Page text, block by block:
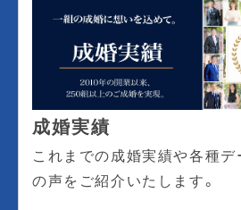
成婚実績
これまでの成婚実績や各種デ
の声をご紹介いたします。